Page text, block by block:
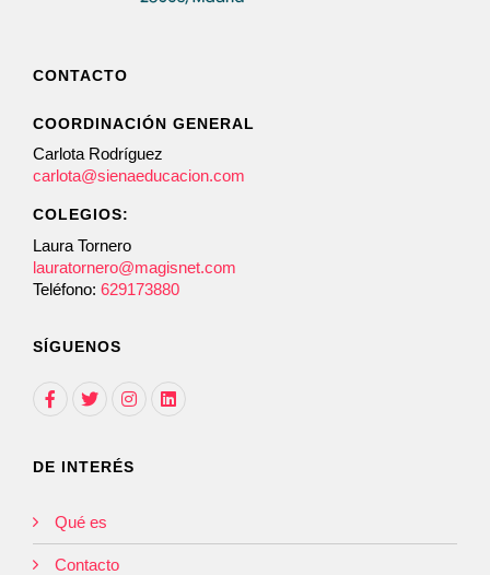
CONTACTO
COORDINACIÓN GENERAL
Carlota Rodríguez
carlota@sienaeducacion.com
COLEGIOS:
Laura Tornero
lauratornero@magisnet.com
Teléfono: 629173880
SÍGUENOS
DE INTERÉS
Qué es
Contacto